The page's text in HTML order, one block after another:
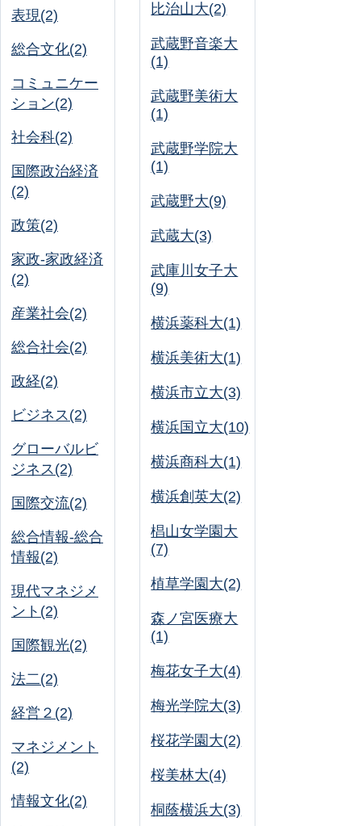
表現(2)
総合文化(2)
コミュニケー
ション(2)
社会科(2)
国際政治経済
(2)
政策(2)
家政-家政経済
(2)
産業社会(2)
総合社会(2)
政経(2)
ビジネス(2)
グローバルビ
ジネス(2)
国際交流(2)
総合情報-総合
情報(2)
現代マネジメ
ント(2)
国際観光(2)
法二(2)
経営２(2)
マネジメント
(2)
情報文化(2)
比治山大(2)
武蔵野音楽大
(1)
武蔵野美術大
(1)
武蔵野学院大
(1)
武蔵野大(9)
武蔵大(3)
武庫川女子大
(9)
横浜薬科大(1)
横浜美術大(1)
横浜市立大(3)
横浜国立大(10)
横浜商科大(1)
横浜創英大(2)
椙山女学園大
(7)
植草学園大(2)
森ノ宮医療大
(1)
梅花女子大(4)
梅光学院大(3)
桜花学園大(2)
桜美林大(4)
桐蔭横浜大(3)